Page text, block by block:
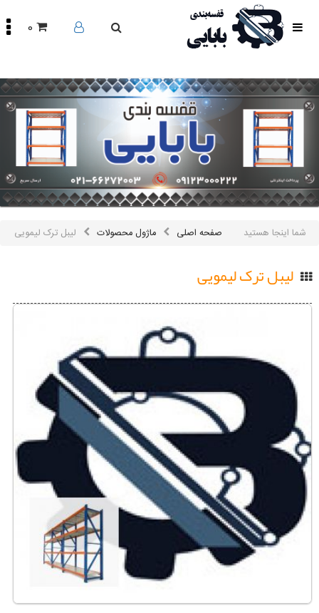
محصولات
مقالات
درباره
تماس
باما
اینستاگرام
سایر
لینک
0
شما اینجا هستید صفحه اصلی ماژول محصولات لیبل ترک لیمویی
لیبل ترک لیمویی